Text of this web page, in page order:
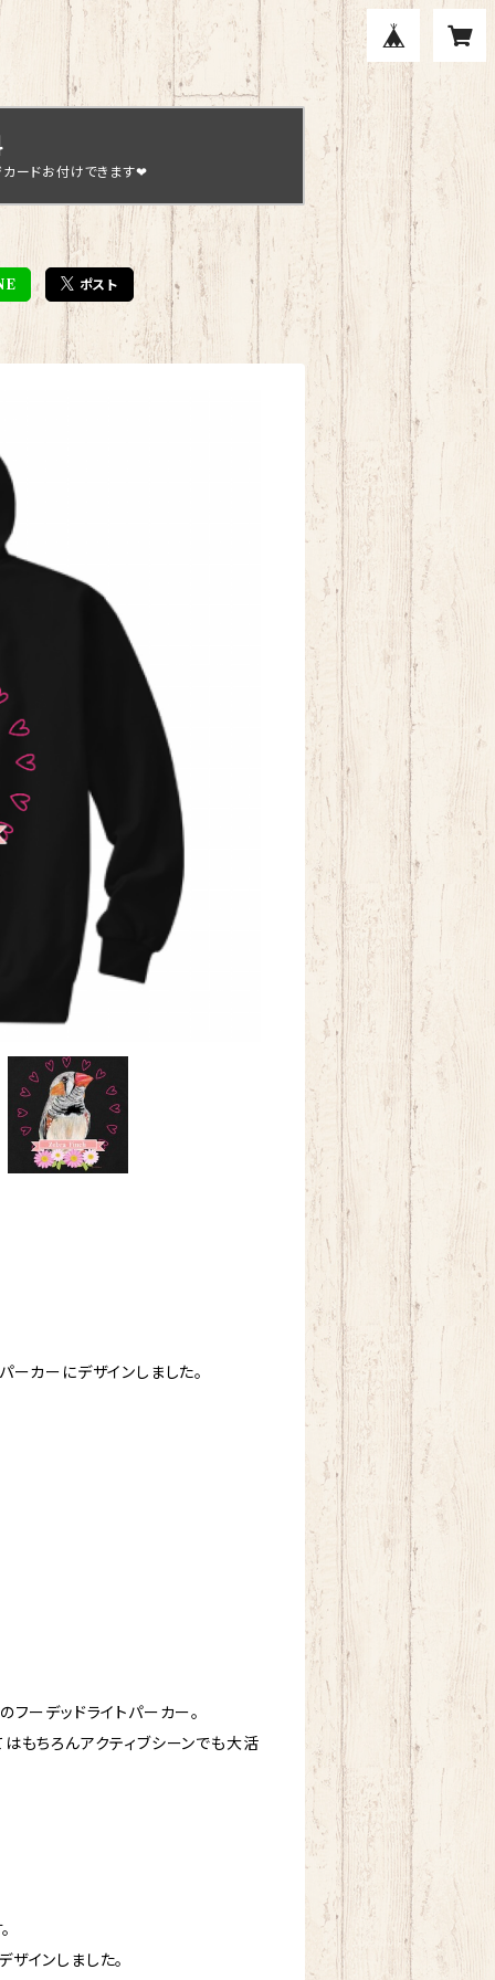
カードお付けできます❤
ポスト
ーカーにデザインしました。
ーデッドライトパーカー。
もちろんアクティブシーンでも大活
インしました。